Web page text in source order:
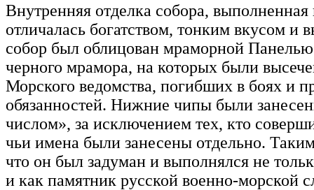
Внутренняя отделка собора, выполненная
отличалась богатством, тонким вкусом и
собор был облицован мраморной
черного мрамора, на которых были
Морского ведомства, погибших в боях и
обязанностей. Нижние чипы были
числом», за исключением тех, кто
чьи имена были занесены отдельно.
что он был задуман и выполнялся не
и как памятник русской военно-морской